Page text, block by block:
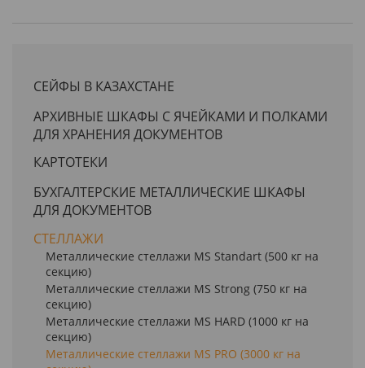
СЕЙФЫ В КАЗАХСТАНЕ
АРХИВНЫЕ ШКАФЫ С ЯЧЕЙКАМИ И ПОЛКАМИ
ДЛЯ ХРАНЕНИЯ ДОКУМЕНТОВ
КАРТОТЕКИ
БУХГАЛТЕРСКИЕ МЕТАЛЛИЧЕСКИЕ ШКАФЫ
ДЛЯ ДОКУМЕНТОВ
СТЕЛЛАЖИ
Металлические стеллажи MS Standart (500 кг на
секцию)
Металлические стеллажи MS Strong (750 кг на
секцию)
Металлические стеллажи MS HARD (1000 кг на
секцию)
Металлические стеллажи MS PRO (3000 кг на